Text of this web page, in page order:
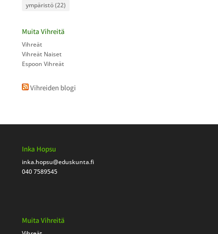
ympäristö(22)
Muita Vihreitä
Vihreät
Vihreät Naiset
Espoon Vihreät
Vihreiden blogi
Inka Hopsu
inka.hopsu@eduskunta.fi
040 7589545
Muita Vihreitä